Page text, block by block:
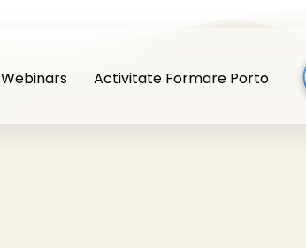
Webinars Activitate Formare Porto